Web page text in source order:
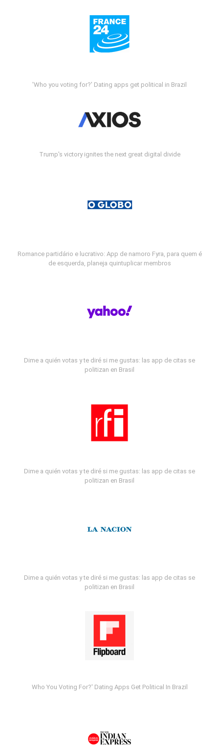
'Who you voting for?' Dating apps get political in Brazil
Trump's victory ignites the next great digital divide
Romance partidário e lucrativo: App de namoro Fyra, para quem é
de esquerda, planeja quintuplicar membros
Dime a quién votas y te diré si me gustas: las app de citas se
politizan en Brasil
Dime a quién votas y te diré si me gustas: las app de citas se
politizan en Brasil
Dime a quién votas y te diré si me gustas: las app de citas se
politizan en Brasil
Who You Voting For?' Dating Apps Get Political In Brazil